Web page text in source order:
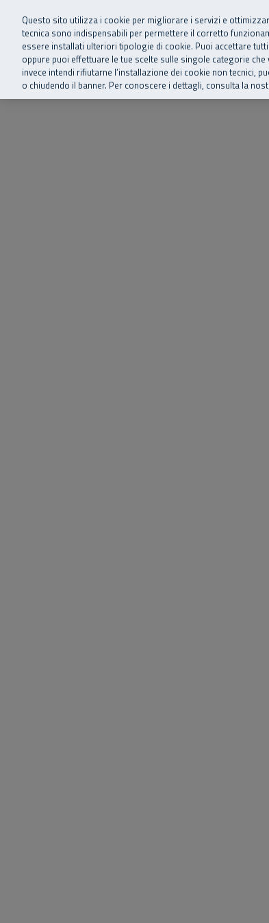
Vai al menu principale
Vai al contenuto principale
Vai al Footer
SuperAbile - il Contact Center Inail per il mondo della
Home Chi siamo
Questo sito utilizza i cookie per migliorare i servizi e
tecnica sono indispensabili per permettere il corretto
essere installati ulteriori tipologie di cookie. Puoi accettare tutti
oppure puoi effettuare le tue scelte sulle singole categorie che
invece intendi rifiutarne l’installazione dei cookie non tecnici,
o chiudendo il banner. Per conoscere i dettagli, consulta la